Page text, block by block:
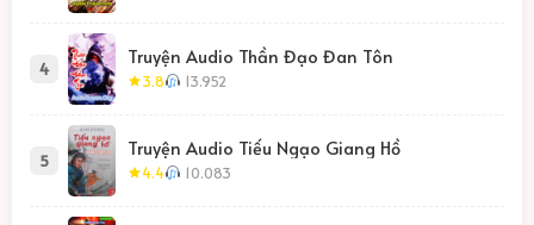
4
Truyện Audio Thần Đạo Đan Tôn
3.8 13.952
5
Truyện Audio Tiếu Ngạo Giang Hồ
4.4 10.083